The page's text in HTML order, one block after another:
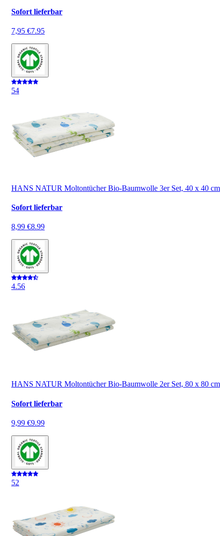
Sofort lieferbar
7,95 €7.95
54
HANS NATUR Moltontücher Bio-Baumwolle 3er Set, 40 x 40 cm
Sofort lieferbar
8,99 €8.99
4.56
HANS NATUR Moltontücher Bio-Baumwolle 2er Set, 80 x 80 cm
Sofort lieferbar
9,99 €9.99
52